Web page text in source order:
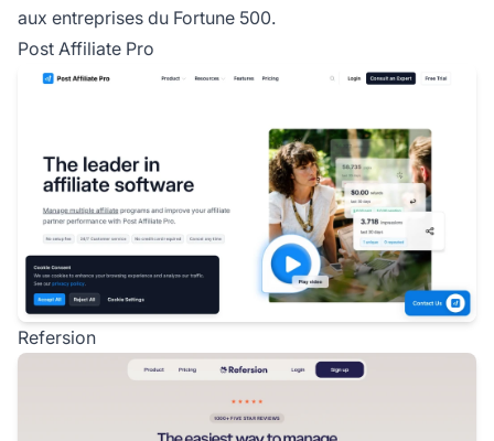
aux entreprises du Fortune 500.
Post Affiliate Pro
Refersion